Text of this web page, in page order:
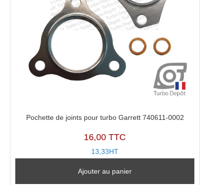
Pochette de joints pour turbo Garrett 740611-0002
16,00 TTC
13,33HT
Ajouter au panier